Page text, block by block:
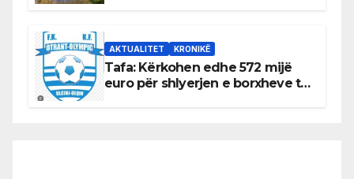
AKTUALITET KRONIKË
Tafa: Kërkohen edhe 572 mijë
euro për shlyerjen e borxheve të